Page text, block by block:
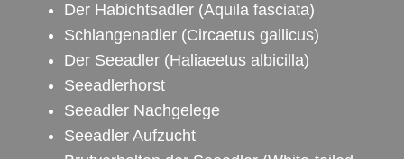
Der Habichtsadler (Aquila fasciata)
Schlangenadler (Circaetus gallicus)
Der Seeadler (Haliaeetus albicilla)
Seeadlerhorst
Seeadler Nachgelege
Seeadler Aufzucht